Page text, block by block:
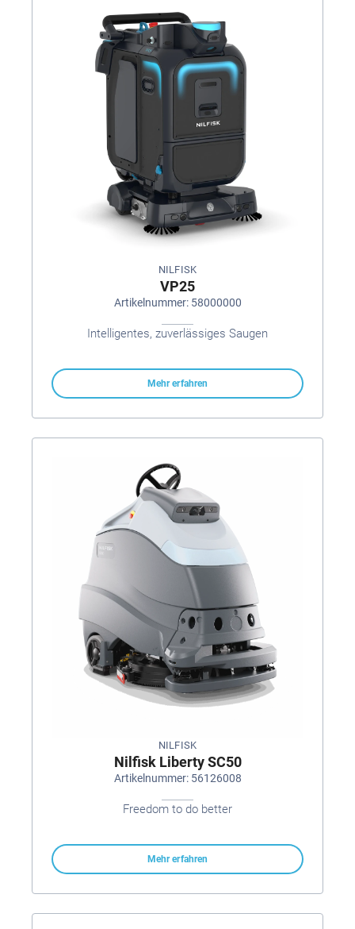
NILFISK
VP25
Artikelnummer: 58000000
Intelligentes, zuverlässiges Saugen
Mehr erfahren
NILFISK
Nilfisk Liberty SC50
Artikelnummer: 56126008
Freedom to do better
Mehr erfahren